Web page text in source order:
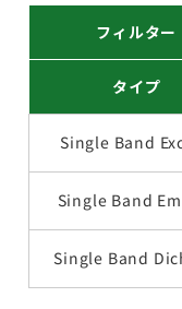
フィルター
タイプ
Single Band
Single Band
Single Band